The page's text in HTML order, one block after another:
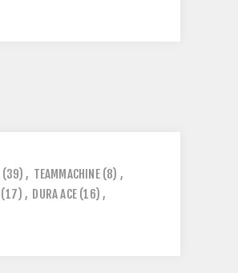
(39) , TEAMMACHINE (8) ,
(17) , DURA ACE (16) ,